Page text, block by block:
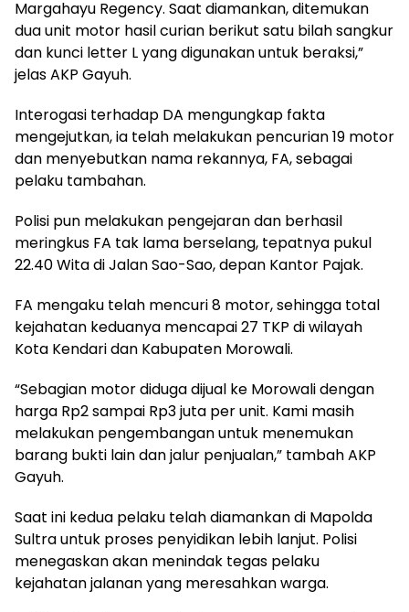
Margahayu Regency. Saat diamankan, ditemukan
dua unit motor hasil curian berikut satu bilah sangkur
dan kunci letter L yang digunakan untuk beraksi,”
jelas AKP Gayuh.
Interogasi terhadap DA mengungkap fakta
mengejutkan, ia telah melakukan pencurian 19 motor
dan menyebutkan nama rekannya, FA, sebagai
pelaku tambahan.
Polisi pun melakukan pengejaran dan berhasil
meringkus FA tak lama berselang, tepatnya pukul
22.40 Wita di Jalan Sao-Sao, depan Kantor Pajak.
FA mengaku telah mencuri 8 motor, sehingga total
kejahatan keduanya mencapai 27 TKP di wilayah
Kota Kendari dan Kabupaten Morowali.
“Sebagian motor diduga dijual ke Morowali dengan
harga Rp2 sampai Rp3 juta per unit. Kami masih
melakukan pengembangan untuk menemukan
barang bukti lain dan jalur penjualan,” tambah AKP
Gayuh.
Saat ini kedua pelaku telah diamankan di Mapolda
Sultra untuk proses penyidikan lebih lanjut. Polisi
menegaskan akan menindak tegas pelaku
kejahatan jalanan yang meresahkan warga.